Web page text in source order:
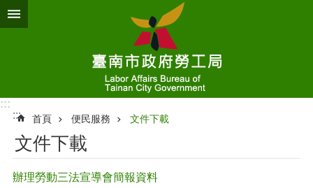
跳到主要內容區塊
:::
:::
首頁 便民服務 文件下載
文件下載
辦理勞動三法宣導會簡報資料